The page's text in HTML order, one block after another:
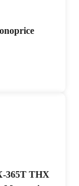
365T THX